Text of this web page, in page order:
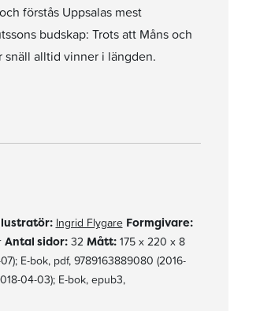
förstås Uppsalas mest
budskap: Trots att Måns och
snäll alltid vinner i längden.
Ingrid Flygare Formgivare:
Antal sidor:32 Mått:175 x 220 x 8
E-bok, pdf, 9789163889080 (2016-
04-03); E-bok, epub3,